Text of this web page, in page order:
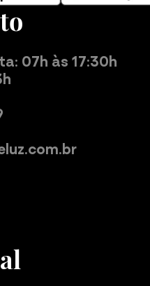
07h às 17:30h